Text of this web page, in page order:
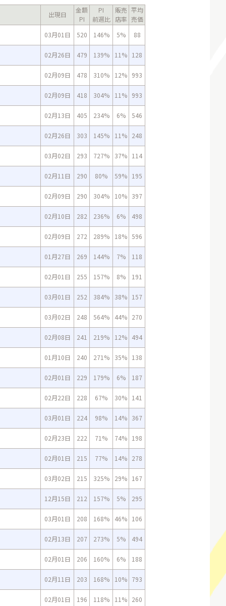
出現日
金額
PI
PI
前週比
販売
店率
平均
売価
03月01日
520 146% 5% 88
02月26日 479 139% 11% 128
02月09日 478 310% 12% 993
02月09日 418 304% 11% 993
02月13日 405 234% 6% 546
02月26日 303 145% 11% 248
03月02日 293 727% 37% 114
02月11日 290 80% 59% 195
02月09日 290 304% 10% 397
02月10日 282 236% 6% 498
02月09日 272 289% 18% 596
01月27日 269 144% 7% 118
02月01日 255 157% 8% 191
03月01日 252 384% 38% 157
03月02日 248 564% 44% 270
02月08日 241 219% 12% 494
01月10日 240 271% 35% 138
02月01日 229 179% 6% 187
02月22日 228 67% 30% 141
03月01日 224 98% 14% 367
02月23日 222 71% 74% 198
02月01日 215 77% 14% 278
03月02日 215 325% 29% 167
12月15日 212 157% 5% 295
03月01日 208 168% 46% 106
02月13日 207 273% 5% 494
02月01日 206 160% 6% 188
02月11日 203 168% 10% 793
02月01日 196 118% 11% 260